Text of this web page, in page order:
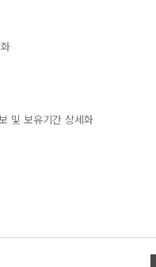
및 보유기간 상세화